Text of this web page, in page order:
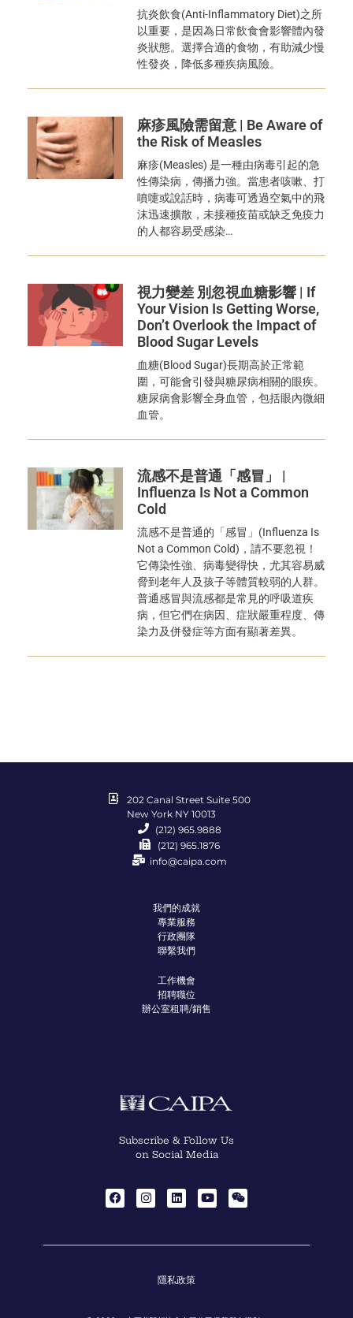
抗炎飲食(Anti-Inflammatory Diet)之所
以重要，是因為日常飲食會影響體內發
炎狀態。選擇合適的食物，有助減少慢
性發炎，降低多種疾病風險。
麻疹風險需留意 | Be Aware of
the Risk of Measles
麻疹(Measles) 是一種由病毒引起的急
性傳染病，傳播力強。當患者咳嗽、打
噴嚏或說話時，病毒可透過空氣中的飛
沫迅速擴散，未接種疫苗或缺乏免疫力
的人都容易受感染…
視力變差 別忽視血糖影響 | If
Your Vision Is Getting Worse,
Don’t Overlook the Impact of
Blood Sugar Levels
血糖(Blood Sugar)長期高於正常範
圍，可能會引發與糖尿病相關的眼疾。
糖尿病會影響全身血管，包括眼內微細
血管。
流感不是普通「感冒」 |
Influenza Is Not a Common
Cold
流感不是普通的「感冒」(Influenza Is
Not a Common Cold)，請不要忽視！
它傳染性強、病毒變得快，尤其容易威
脅到老年人及孩子等體質較弱的人群。
普通感冒與流感都是常見的呼吸道疾
病，但它們在病因、症狀嚴重程度、傳
染力及併發症等方面有顯著差異。
202 Canal Street Suite 500
New York NY 10013
(212) 965.9888
(212) 965.1876
info@caipa.com
我們的成就
專業服務
行政團隊
聯繫我們
工作機會
招聘職位
辦公室租聘/銷售
Subscribe & Follow Us
on Social Media
隱私政策